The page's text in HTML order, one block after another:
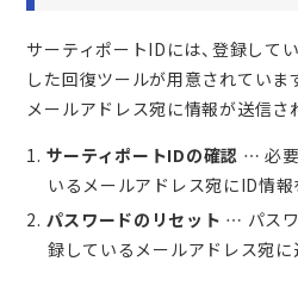
サーティポートIDには、登録して
した回復ツールが用意されていま
メールアドレス宛に情報が送信さ
サーティポートIDの確認 … 必
いるメールアドレス宛にID情
パスワードのリセット … パス
録しているメールアドレス宛